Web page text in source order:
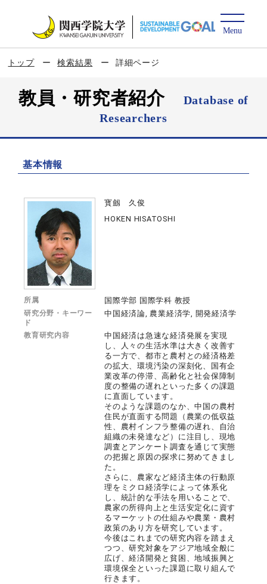
トップ 検索結果 詳細ページ
教員・研究者紹介
Database of
Researchers
基本情報
寳劔 久俊
HOKEN HISATOSHI
所属 国際学部 国際学科 教授
研究分野・キーワー
ド
中国経済論, 農業経済学, 開発経済学
教育研究内容
中国経済は急速な経済発展を実現
し、人々の生活水準は大きく改善す
る一方で、都市と農村との経済格差
の拡大、環境汚染の深刻化、国有企
業改革の停滞、高齢化と社会保障制
度の整備の遅れといった多くの課題
に直面しています。
そのような課題のなか、中国の農村
住民が直面する問題（農業の低収益
性、農村インフラ整備の遅れ、自治
組織の未発達など）に注目し、現地
調査とアンケート調査を通じて実態
の把握と原因の探求に努めてきまし
た。
さらに、農家など経済主体の行動原
理をミクロ経済学によって体系化
し、統計的な手法を用いることで、
農家の所得向上と生活安定化に資す
るマーケットの仕組みや農業・農村
政策のあり方を研究しています。
今後はこれまでの研究内容を踏まえ
つつ、研究対象をアジア地域全般に
広げ、経済開発と貧困、地域振興と
環境保全といった課題に取り組んで
行きます。